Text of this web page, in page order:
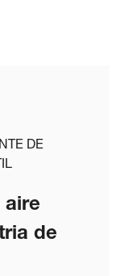
DE
aire
de